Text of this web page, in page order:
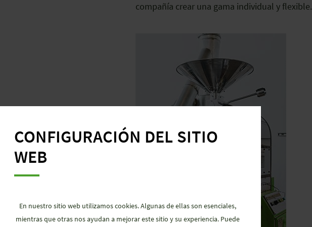
compañía crear una gama individual y flexible.
CONFIGURACIÓN DEL SITIO
WEB
En nuestro sitio web utilizamos cookies. Algunas de ellas son esenciales,
mientras que otras nos ayudan a mejorar este sitio y su experiencia. Puede